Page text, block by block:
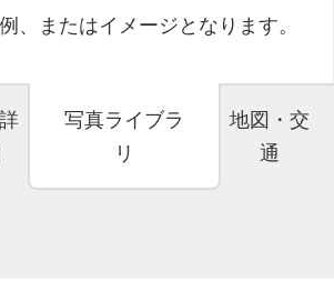
、またはイメージとなります。
写真ライブラ
リ
地図・交
通